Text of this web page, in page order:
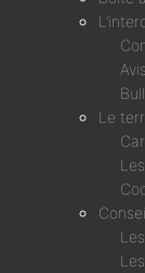
Le